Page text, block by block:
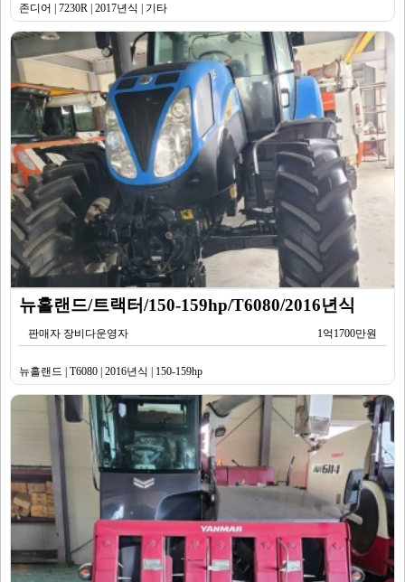
존디어 | 7230R | 2017년식 | 기타
뉴홀랜드/트랙터/150-159hp/T6080/2016년식
판매자 장비다운영자 1억1700만원
뉴홀랜드 | T6080 | 2016년식 | 150-159hp